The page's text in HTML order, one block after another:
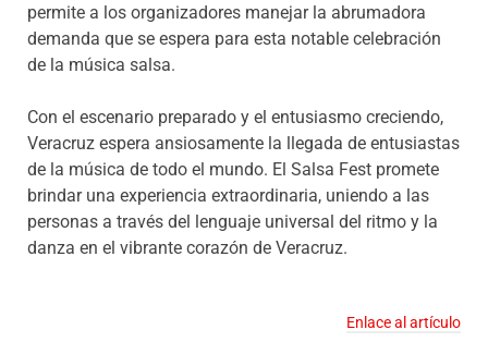
permite a los organizadores manejar la abrumadora
demanda que se espera para esta notable celebración
de la música salsa.
Con el escenario preparado y el entusiasmo creciendo,
Veracruz espera ansiosamente la llegada de entusiastas
de la música de todo el mundo. El Salsa Fest promete
brindar una experiencia extraordinaria, uniendo a las
personas a través del lenguaje universal del ritmo y la
danza en el vibrante corazón de Veracruz.
Enlace al artículo